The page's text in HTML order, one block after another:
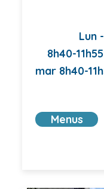
Lun
8h40-
mar 8h40-
Menus